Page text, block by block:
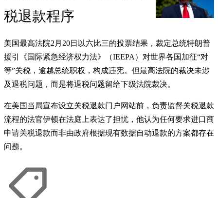
税退款程序
美国最高法院2月20日以六比三的投票结果，裁定总统特朗普
援引《国际紧急经济权力法》（IEEPA）对世界各国加征“对
等”关税，逾越总统职权，构成违宪。但最高法院的裁决未涉
及退税问题，而是将退税问题留给下级法院裁决。
在美国当局宣布设立关税退款门户网站前，负责监督关税退款
流程的法官伊顿在法庭上表达了担忧，他认为任何要求进口商
申请关税退款而非由政府根据现有数据自动退款的方案都存在
问题。